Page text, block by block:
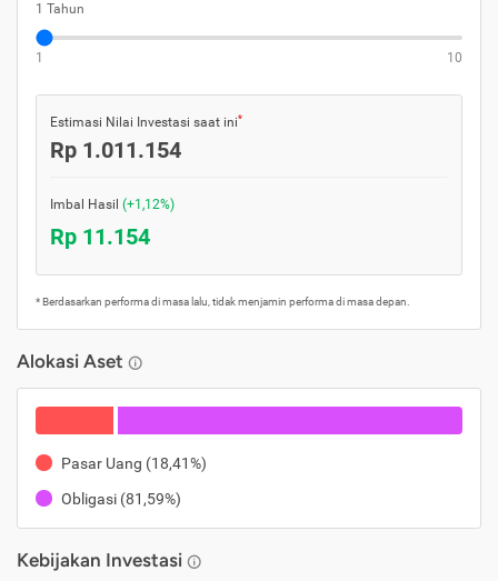
1 Tahun
1 10
Estimasi Nilai Investasi saat ini*
Rp 1.011.154
Imbal Hasil (+1,12%)
Rp 11.154
* Berdasarkan performa di masa lalu, tidak menjamin performa di masa depan.
Alokasi Aset
Pasar Uang (18,41%)
Obligasi (81,59%)
Kebijakan Investasi